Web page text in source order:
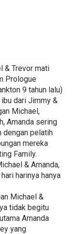
& Trevor mati
Prologue
9 tahun lalu)
dari Jimmy &
Michael,
Amanda sering
dengan pelatih
mereka
Family.
& Amanda,
harinya hanya
Michael &
tidak begitu
Amanda
yang